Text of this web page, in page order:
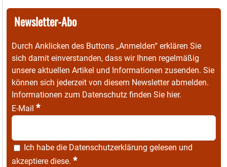
Newsletter-Abo
Durch Anklicken des Buttons „Anmelden“ erklären Sie
sich damit einverstanden, dass wir Ihnen regelmäßig
unsere aktuellen Artikel und Informationen zusenden. Sie
können sich jederzeit von diesem Newsletter abmelden.
Informationen zum Datenschutz finden Sie hier.
E-Mail *
Ich habe die Datenschutzerklärung gelesen und
akzeptiere diese. *